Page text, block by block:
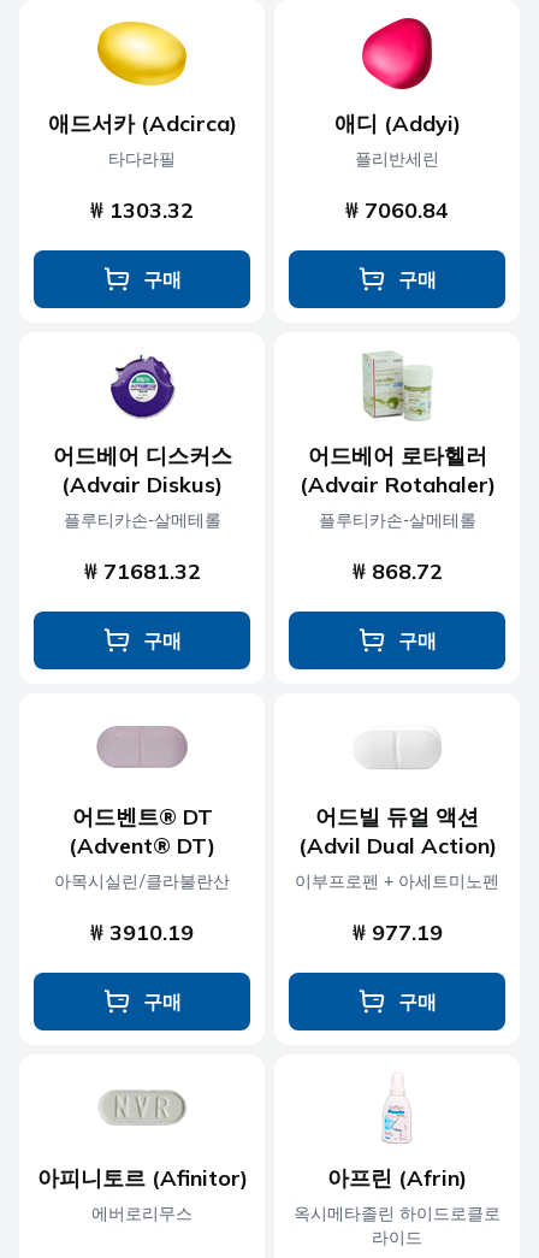
애드서카 (Adcirca)
타다라필
₩ 1303.32
구매
애디 (Addyi)
플리반세린
₩ 7060.84
구매
어드베어 디스커스
(Advair Diskus)
플루티카손-살메테롤
₩ 71681.32
구매
어드베어 로타헬러
(Advair Rotahaler)
플루티카손-살메테롤
₩ 868.72
구매
어드벤트® DT
(Advent® DT)
아목시실린/클라불란산
₩ 3910.19
구매
어드빌 듀얼 액션
(Advil Dual Action)
이부프로펜 + 아세트미노펜
₩ 977.19
구매
아피니토르 (Afinitor)
에버로리무스
아프린 (Afrin)
옥시메타졸린 하이드로클로
라이드